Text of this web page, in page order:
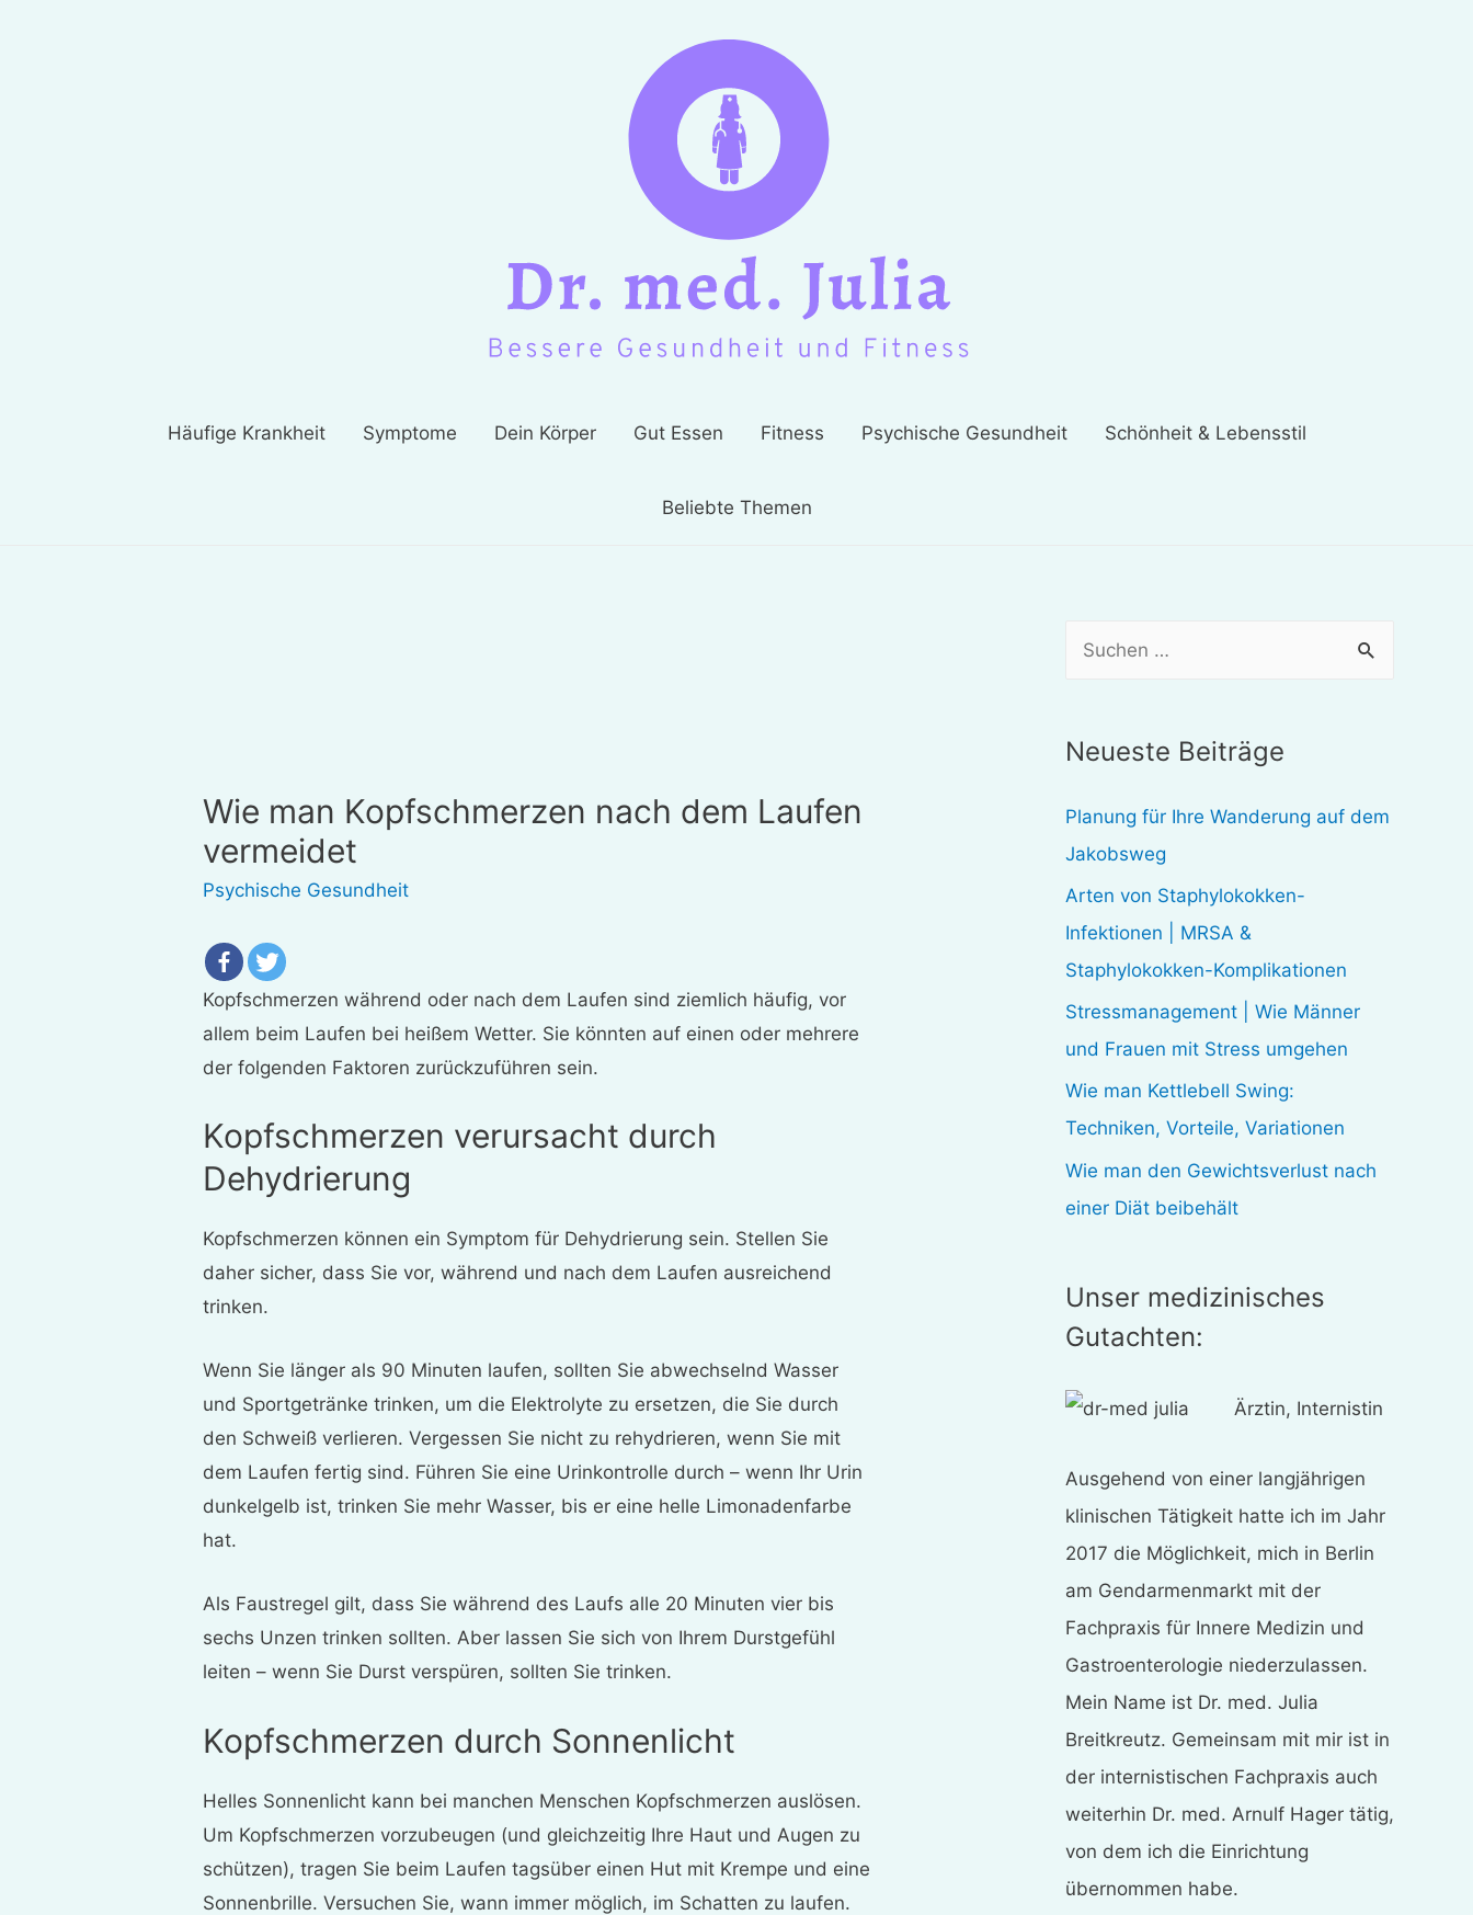
Häufige Krankheit Symptome Dein Körper Gut Essen Fitness Psychische Gesundheit Schönheit & Lebensstil
Beliebte Themen
Wie man Kopfschmerzen nach dem Laufen
vermeidet
Psychische Gesundheit
Kopfschmerzen während oder nach dem Laufen sind ziemlich häufig, vor
allem beim Laufen bei heißem Wetter. Sie könnten auf einen oder mehrere
der folgenden Faktoren zurückzuführen sein.
Kopfschmerzen verursacht durch
Dehydrierung
Kopfschmerzen können ein Symptom für Dehydrierung sein. Stellen Sie
daher sicher, dass Sie vor, während und nach dem Laufen ausreichend
trinken.
Wenn Sie länger als 90 Minuten laufen, sollten Sie abwechselnd Wasser
und Sportgetränke trinken, um die Elektrolyte zu ersetzen, die Sie durch
den Schweiß verlieren. Vergessen Sie nicht zu rehydrieren, wenn Sie mit
dem Laufen fertig sind. Führen Sie eine Urinkontrolle durch – wenn Ihr Urin
dunkelgelb ist, trinken Sie mehr Wasser, bis er eine helle Limonadenfarbe
hat.
Als Faustregel gilt, dass Sie während des Laufs alle 20 Minuten vier bis
sechs Unzen trinken sollten. Aber lassen Sie sich von Ihrem Durstgefühl
leiten – wenn Sie Durst verspüren, sollten Sie trinken.
Kopfschmerzen durch Sonnenlicht
Helles Sonnenlicht kann bei manchen Menschen Kopfschmerzen auslösen.
Um Kopfschmerzen vorzubeugen (und gleichzeitig Ihre Haut und Augen zu
schützen), tragen Sie beim Laufen tagsüber einen Hut mit Krempe und eine
Sonnenbrille. Versuchen Sie, wann immer möglich, im Schatten zu laufen.
h
n
n
a
c
h
:
Neueste Beiträge
Planung für Ihre Wanderung auf dem
Jakobsweg
Arten von Staphylokokken-
Infektionen | MRSA &
Staphylokokken-Komplikationen
Stressmanagement | Wie Männer
und Frauen mit Stress umgehen
Wie man Kettlebell Swing:
Techniken, Vorteile, Variationen
Wie man den Gewichtsverlust nach
einer Diät beibehält
Unser medizinisches
Gutachten:
Ärztin, Internistin
Ausgehend von einer langjährigen
klinischen Tätigkeit hatte ich im Jahr
2017 die Möglichkeit, mich in Berlin
am Gendarmenmarkt mit der
Fachpraxis für Innere Medizin und
Gastroenterologie niederzulassen.
Mein Name ist Dr. med. Julia
Breitkreutz. Gemeinsam mit mir ist in
der internistischen Fachpraxis auch
weiterhin Dr. med. Arnulf Hager tätig,
von dem ich die Einrichtung
übernommen habe.